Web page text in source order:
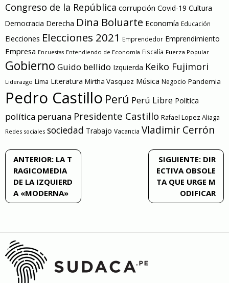
Congreso de la República corrupción Covid-19 Cultura
Democracia Derecha Dina Boluarte Economía Educación
Elecciones Elecciones 2021 Emprendedor Emprendimiento
Empresa Encuestas Entendiendo de Economía Fiscalía Fuerza Popular
Gobierno Guido bellido Izquierda Keiko Fujimori
Liderazgo Lima Literatura Mirtha Vasquez Música Negocio Pandemia
Pedro Castillo Perú Perú Libre Política
política peruana Presidente Castillo Rafael Lopez Aliaga
Redes sociales sociedad Trabajo Vacancia Vladimir Cerrón
Navegación
de
entradas
ANTERIOR: LA T
RAGICOMEDIA
DE LA IZQUIERD
A «MODERNA»
SIGUIENTE: DIR
ECTIVA OBSOLE
TA QUE URGE M
ODIFICAR